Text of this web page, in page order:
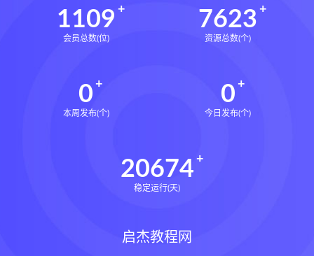
六爻万象答疑全书网盘
六爻万象答疑全书pdf
道家八字化解指导册下载
道家八字化解指导册网盘
道家八字化解指导册
过三关与做功实例下载
过三关与做功实例pdf
1109
会员总数(位)
7623
资源总数(个)
0
本周发布(个)
0
今日发布(个)
20674
稳定运行(天)
启杰教程网